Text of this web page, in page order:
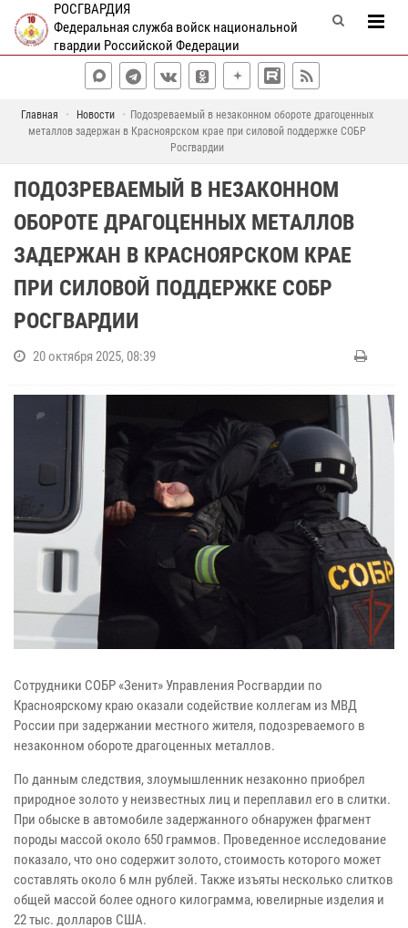
РОСГВАРДИЯ
Федеральная служба войск национальной
гвардии Российской Федерации
Главная Новости
Подозреваемый в незаконном обороте драгоценных
металлов задержан в Красноярском крае при силовой поддержке СОБР
Росгвардии
ПОДОЗРЕВАЕМЫЙ В НЕЗАКОННОМ
ОБОРОТЕ ДРАГОЦЕННЫХ МЕТАЛЛОВ
ЗАДЕРЖАН В КРАСНОЯРСКОМ КРАЕ
ПРИ СИЛОВОЙ ПОДДЕРЖКЕ СОБР
РОСГВАРДИИ
20 октября 2025, 08:39
Сотрудники СОБР «Зенит» Управления Росгвардии по
Красноярскому краю оказали содействие коллегам из МВД
России при задержании местного жителя, подозреваемого в
незаконном обороте драгоценных металлов.
По данным следствия, злоумышленник незаконно приобрел
природное золото у неизвестных лиц и переплавил его в слитки.
При обыске в автомобиле задержанного обнаружен фрагмент
породы массой около 650 граммов. Проведенное исследование
показало, что оно содержит золото, стоимость которого может
составлять около 6 млн рублей. Также изъяты несколько слитков
общей массой более одного килограмма, ювелирные изделия и
22 тыс. долларов США.